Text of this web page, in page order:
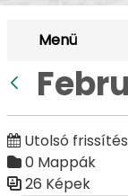
Menü
Utolsó
0 Mappák
26 Képek